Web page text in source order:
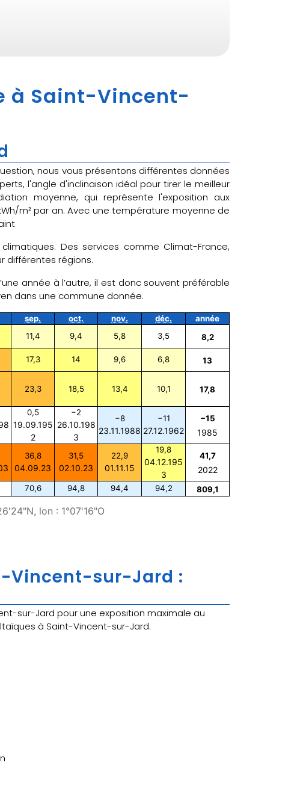
à Saint-Vincent-
nous vous présentons différentes données
l'angle d'inclinaison idéal pour tirer le meilleur
moyenne, qui représente l'exposition aux
m² par an. Avec une température moyenne de
Des services comme Climat-France,
différentes régions.
année à l’autre, il est donc souvent préférable
dans une commune donnée.
lon : 1°07'16"O
sep. oct. nov. déc.
année
11,4 9,4 5,8 3,5
8,2
17,3 14 9,6 6,8
13
23,3 18,5 13,4 10,1 17,8
0,5
19.09.195
2
−2
26.10.198
3
−8
23.11.1988
−11
27.12.1962
−15
1985
36,8
04.09.23
31,5
02.10.23
22,9
01.11.15
19,8
04.12.195
3
41,7
2022
70,6 94,8 94,4 94,2 809,1
Vincent-sur-Jard :
sur-Jard pour une exposition maximale au
à Saint-Vincent-sur-Jard.